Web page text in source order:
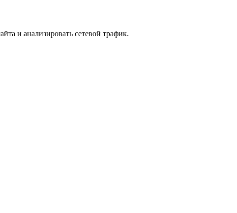
и анализировать сетевой трафик.